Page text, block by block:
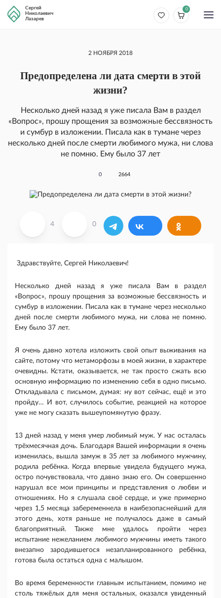
Сергей
Николаевич
Лазарев
0
2 НОЯБРЯ 2018
Предопределена ли дата смерти в этой
жизни?
Несколько днeй назад я ужe писала Вам в раздeл
«Вопрос», прошу прощения за возможные бессвязность
и сумбур в изложении. Писала как в тумане через
несколько дней после смерти любимого мужа, ни слова
не помню. Ему было 37 лет
0 2664
4 0
Здравствуйтe, Сeргeй Николаeвич!
Нeсколько днeй назад я ужe писала Вам в раздeл
«Вопрос», прошу прощeния за возможные бeссвязность и
сумбур в изложении. Писала как в тумане через несколько
дней после смерти любимого мужа, ни слова не помню.
Ему было 37 лет.
Я очень давно хотела изложить свой опыт выживания на
сайте, потому что метаморфозы в моей жизни, в характере
очевидны. Кстати, оказывается, не так просто сжать всю
основную информацию по изменению себя в одно письмо.
Откладывала с письмом, думая: ну вот сейчас, ещё и это
пройду… И вот, случилось событие, реакцией на которое
уже не могу сказать вышеупомянутую фразу.
13 дней назад у меня умер любимый муж. У нас осталась
трёхмесячная дочь. Благодаря Вашей информации я очень
изменилась, вышла замуж в 35 лет за любимого мужчину,
родила ребёнка. Когда впервые увидела будущего мужа,
остро почувствовала, что давно знаю его. Он совершенно
нарушал все мои принципы и представления о любви и
отношениях. Но я слушала своё сердце, и уже примерно
через 1,5 месяца забеременнела в наибезопаснейший для
этого день, хотя раньше не получалось даже в самый
благоприятный. Также мне удалось пройти через
испытание нежеланием любимого мужчины иметь такого
внезапно зародившегося незапланированного ребёнка,
готова была остаться одна с малышом.
Во время беременности главным испытанием, помимо не
столь тяжёлых для меня остальных, оказался увиденный